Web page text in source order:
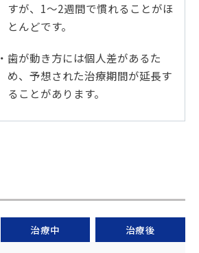
すが、1～2週間で慣れることがほ
とんどです。
・歯が動き方には個人差があるた
め、予想された治療期間が延長す
ることがあります。
治療中 治療後